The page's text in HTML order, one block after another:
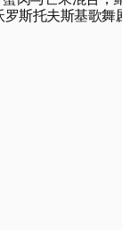
罗斯托夫斯基歌舞